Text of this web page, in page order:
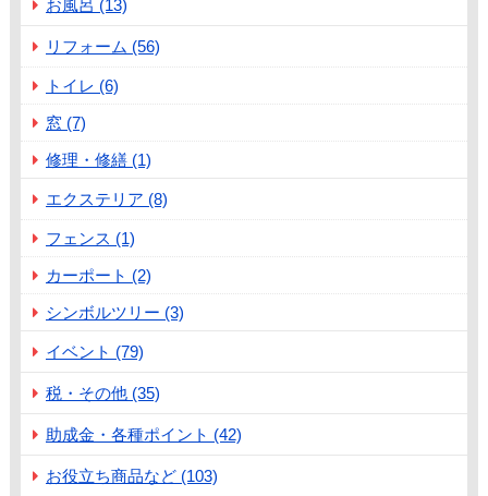
お風呂 (13)
リフォーム (56)
トイレ (6)
窓 (7)
修理・修繕 (1)
エクステリア (8)
フェンス (1)
カーポート (2)
シンボルツリー (3)
イベント (79)
税・その他 (35)
助成金・各種ポイント (42)
お役立ち商品など (103)